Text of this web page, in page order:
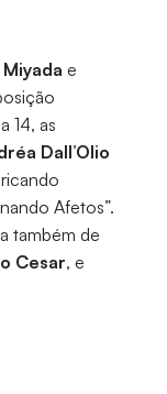
Miyada e
14, as
Dall’Olio
Afetos”.
também de
Cesar, e